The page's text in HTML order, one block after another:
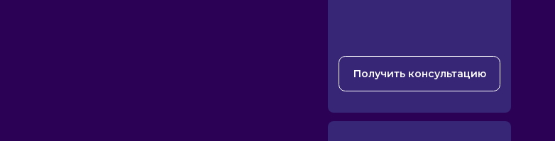
Получить консультацию